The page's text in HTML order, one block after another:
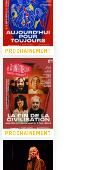
PROCHAINEMENT
PROCHAINEMENT